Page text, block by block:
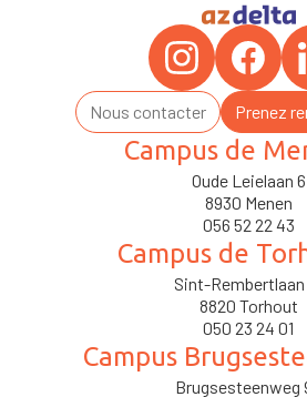
Campus
Brugsesteenweg
Campus de
Sint-Rembertlaan
8820 Torhout
050 23 24 01
Campus de
Oude Leielaan 6
8930 Menen
056 52 22 43
Prenez
Nous contacter